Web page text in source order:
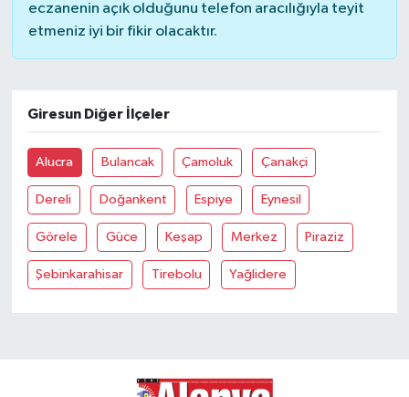
eczanenin açık olduğunu telefon aracılığıyla teyit
etmeniz iyi bir fikir olacaktır.
Giresun Diğer İlçeler
Alucra Bulancak Çamoluk Çanakçi
Dereli Doğankent Espiye Eynesil
Görele Güce Keşap Merkez Piraziz
Şebinkarahisar Tirebolu Yağlidere